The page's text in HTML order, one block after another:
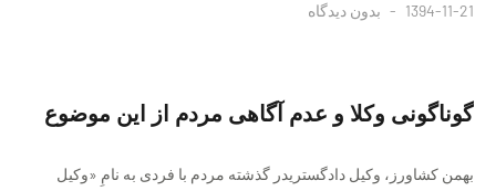
1394-11-21 بدون دیدگاه
گوناگونی وکلا و عدم آگاهی مردم از این موضوع
بهمن کشاورز، وکیل دادگستریدر گذشته مردم با فردی به نامِ «وکیل